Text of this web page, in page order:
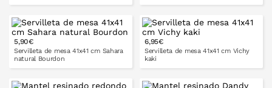
PONLO EN LA CESTA PONLO EN LA CESTA
5,90€
Servilleta de mesa 41x41 cm Sahara
natural Bourdon
6,95€
Servilleta de mesa 41x41 cm Vichy
kaki